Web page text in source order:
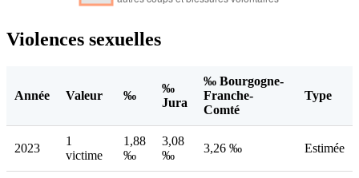
Violences sexuelles
Année Valeur ‰
‰
Jura
‰ Bourgogne-
Franche-
Comté
Type
2023
1
victime
1,88
‰
3,08
‰
3,26 ‰ Estimée